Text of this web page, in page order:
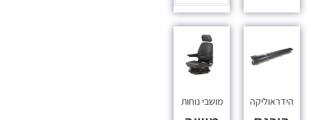
הידראוליקה מושבי נוחות